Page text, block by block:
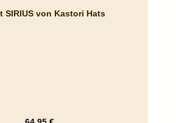
SIRIUS von Kastori Hats